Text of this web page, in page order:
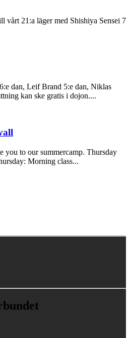
vårt 21:a läger med Shishiya Sensei 7
dan, Leif Brand 5:e dan, Niklas
kan ske gratis i dojon....
you to our summercamp. Thursday
Morning class...